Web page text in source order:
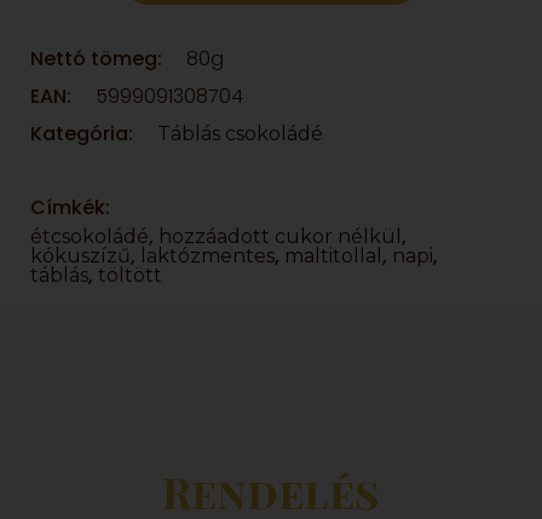
Nettó tömeg:
80g
EAN:
5999091308704
Kategória:
Táblás csokoládé
Címkék:
étcsokoládé, hozzáadott cukor nélkül ,
kókuszízű, laktózmentes, maltitollal , napi,
táblás, töltött
Rendelés